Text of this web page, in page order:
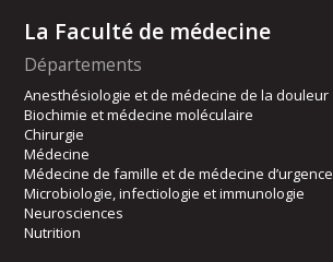
La Faculté de médecine
Départements
Anesthésiologie et de médecine de la douleur
Biochimie et médecine moléculaire
Chirurgie
Médecine
Médecine de famille et de médecine d’urgence
Microbiologie, infectiologie et immunologie
Neurosciences
Nutrition